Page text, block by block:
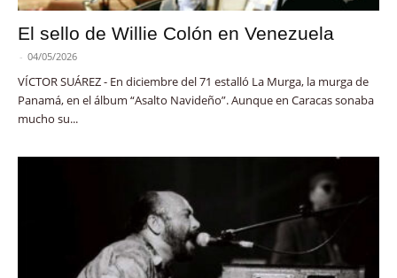
El sello de Willie Colón en Venezuela
- 04/05/2026
VÍCTOR SUÁREZ - En diciembre del 71 estalló La Murga, la murga de
Panamá, en el álbum “Asalto Navideño”. Aunque en Caracas sonaba
mucho su...